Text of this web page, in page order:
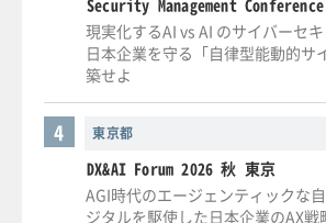
現実化するAI vs AI のサイバーセ
日本企業を守る「自律型能動的サ
築せよ
東京都
4
DX&AI Forum 2026 秋 東京
AGI時代のエージェンティックな
ジタルを駆使した日本企業のAX戦